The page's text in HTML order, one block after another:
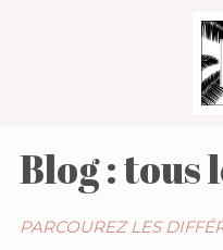
Blog : tous
PARCOUREZ LES